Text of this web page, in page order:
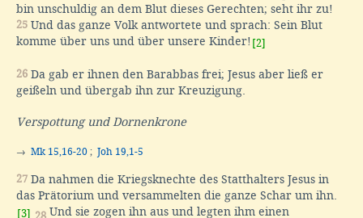
bin unschuldig an dem Blut dieses Gerechten; seht ihr zu!
25 Und das ganze Volk antwortete und sprach: Sein Blut
komme über uns und über unsere Kinder! [2]
26 Da gab er ihnen den Barabbas frei; Jesus aber ließ er
geißeln und übergab ihn zur Kreuzigung.
Verspottung und Dornenkrone
→ Mk 15,16-20 ; Joh 19,1-5
27 Da nahmen die Kriegsknechte des Statthalters Jesus in
das Prätorium und versammelten die ganze Schar um ihn.
[3] Und sie zogen ihn aus und legten ihm einen